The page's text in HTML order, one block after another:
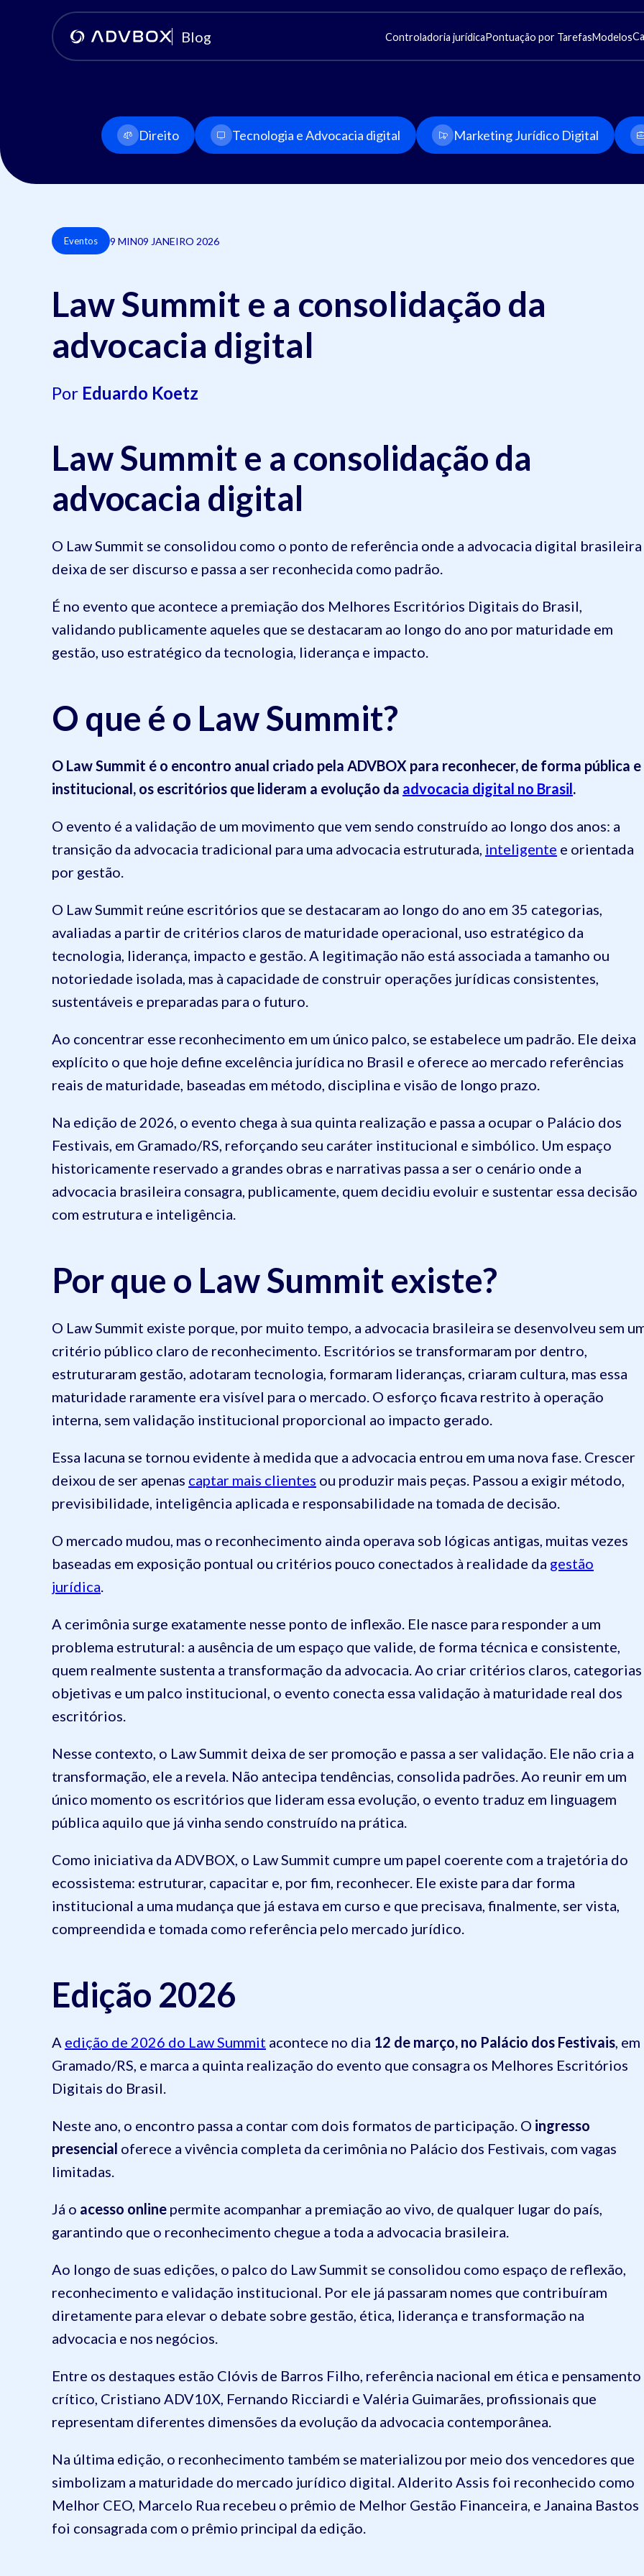
Blog Controladoria jurídicaPontuação por TarefasModelos
Direito Tecnologia e Advocacia digital Marketing Jurídico Digital
Eventos 9 MIN09 JANEIRO 2026
Law Summit e a consolidação da
advocacia digital
Por Eduardo Koetz
Law Summit e a consolidação da
advocacia digital
O Law Summit se consolidou como o ponto de referência onde a advocacia digital brasileira
deixa de ser discurso e passa a ser reconhecida como padrão.
É no evento que acontece a premiação dos Melhores Escritórios Digitais do Brasil,
validando publicamente aqueles que se destacaram ao longo do ano por maturidade em
gestão, uso estratégico da tecnologia, liderança e impacto.
O que é o Law Summit?
O Law Summit é o encontro anual criado pela ADVBOX para reconhecer, de forma pública e
institucional, os escritórios que lideram a evolução da advocacia digital no Brasil.
O evento é a validação de um movimento que vem sendo construído ao longo dos anos: a
transição da advocacia tradicional para uma advocacia estruturada, inteligente e orientada
por gestão.
O Law Summit reúne escritórios que se destacaram ao longo do ano em 35 categorias,
avaliadas a partir de critérios claros de maturidade operacional, uso estratégico da
tecnologia, liderança, impacto e gestão. A legitimação não está associada a tamanho ou
notoriedade isolada, mas à capacidade de construir operações jurídicas consistentes,
sustentáveis e preparadas para o futuro.
Ao concentrar esse reconhecimento em um único palco, se estabelece um padrão. Ele deixa
explícito o que hoje define excelência jurídica no Brasil e oferece ao mercado referências
reais de maturidade, baseadas em método, disciplina e visão de longo prazo.
Na edição de 2026, o evento chega à sua quinta realização e passa a ocupar o Palácio dos
Festivais, em Gramado/RS, reforçando seu caráter institucional e simbólico. Um espaço
historicamente reservado a grandes obras e narrativas passa a ser o cenário onde a
advocacia brasileira consagra, publicamente, quem decidiu evoluir e sustentar essa decisão
com estrutura e inteligência.
Por que o Law Summit existe?
O Law Summit existe porque, por muito tempo, a advocacia brasileira se desenvolveu sem
critério público claro de reconhecimento. Escritórios se transformaram por dentro,
estruturaram gestão, adotaram tecnologia, formaram lideranças, criaram cultura, mas essa
maturidade raramente era visível para o mercado. O esforço ficava restrito à operação
interna, sem validação institucional proporcional ao impacto gerado.
Essa lacuna se tornou evidente à medida que a advocacia entrou em uma nova fase. Crescer
deixou de ser apenas captar mais clientes ou produzir mais peças. Passou a exigir método,
previsibilidade, inteligência aplicada e responsabilidade na tomada de decisão.
O mercado mudou, mas o reconhecimento ainda operava sob lógicas antigas, muitas vezes
baseadas em exposição pontual ou critérios pouco conectados à realidade da gestão
jurídica.
A cerimônia surge exatamente nesse ponto de inflexão. Ele nasce para responder a um
problema estrutural: a ausência de um espaço que valide, de forma técnica e consistente,
quem realmente sustenta a transformação da advocacia. Ao criar critérios claros, categorias
objetivas e um palco institucional, o evento conecta essa validação à maturidade real dos
escritórios.
Nesse contexto, o Law Summit deixa de ser promoção e passa a ser validação. Ele não cria a
transformação, ele a revela. Não antecipa tendências, consolida padrões. Ao reunir em um
único momento os escritórios que lideram essa evolução, o evento traduz em linguagem
pública aquilo que já vinha sendo construído na prática.
Como iniciativa da ADVBOX, o Law Summit cumpre um papel coerente com a trajetória do
ecossistema: estruturar, capacitar e, por fim, reconhecer. Ele existe para dar forma
institucional a uma mudança que já estava em curso e que precisava, finalmente, ser vista,
compreendida e tomada como referência pelo mercado jurídico.
Edição 2026
A edição de 2026 do Law Summit acontece no dia 12 de março, no Palácio dos Festivais, em
Gramado/RS, e marca a quinta realização do evento que consagra os Melhores Escritórios
Digitais do Brasil.
Neste ano, o encontro passa a contar com dois formatos de participação. O ingresso
presencial oferece a vivência completa da cerimônia no Palácio dos Festivais, com vagas
limitadas.
Já o acesso online permite acompanhar a premiação ao vivo, de qualquer lugar do país,
garantindo que o reconhecimento chegue a toda a advocacia brasileira.
Ao longo de suas edições, o palco do Law Summit se consolidou como espaço de reflexão,
reconhecimento e validação institucional. Por ele já passaram nomes que contribuíram
diretamente para elevar o debate sobre gestão, ética, liderança e transformação na
advocacia e nos negócios.
Entre os destaques estão Clóvis de Barros Filho, referência nacional em ética e pensamento
crítico, Cristiano ADV10X, Fernando Ricciardi e Valéria Guimarães, profissionais que
representam diferentes dimensões da evolução da advocacia contemporânea.
Na última edição, o reconhecimento também se materializou por meio dos vencedores que
simbolizam a maturidade do mercado jurídico digital. Alderito Assis foi reconhecido como
Melhor CEO, Marcelo Rua recebeu o prêmio de Melhor Gestão Financeira, e Janaina Bastos
foi consagrada com o prêmio principal da edição.